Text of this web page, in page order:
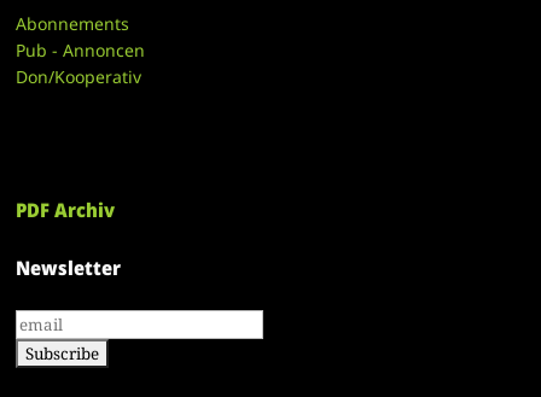
Abonnements
Pub - Annoncen
Don/Kooperativ
PDF Archiv
Newsletter